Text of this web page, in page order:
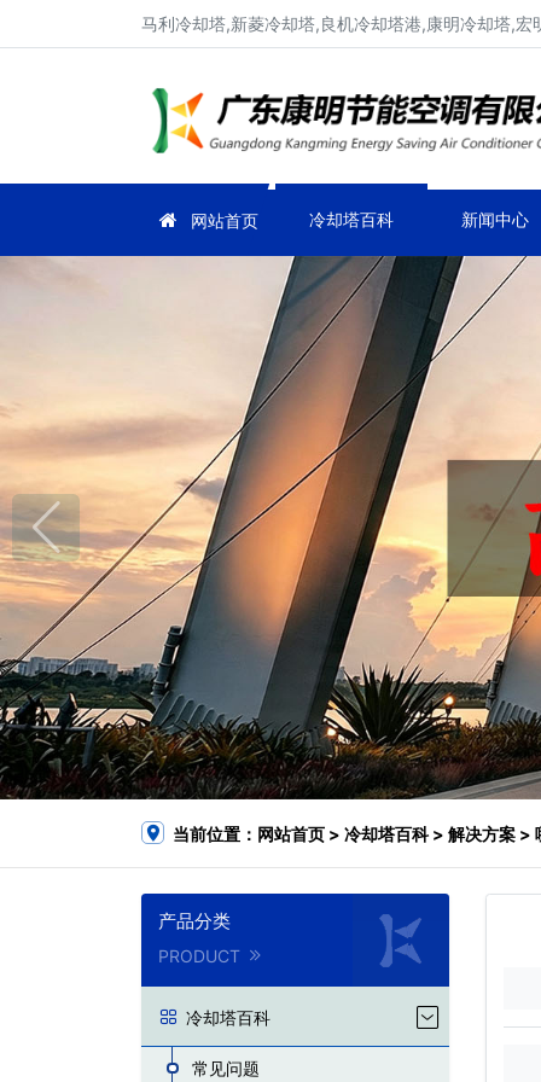
马利冷却塔,新菱冷却塔,良机冷却塔港,康明冷却塔,
网站首页 冷却塔百科 新闻中心
当前位置： 网站首页 > 冷却塔百科> 解决方案 >
产品分类
PRODUCT
冷却塔百科
常见问题